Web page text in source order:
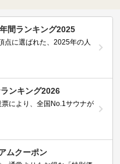
間ランキング2025
点に選ばれた、2025年の人
ンキング2026
により、全国No.1サウナが
ムクーポン